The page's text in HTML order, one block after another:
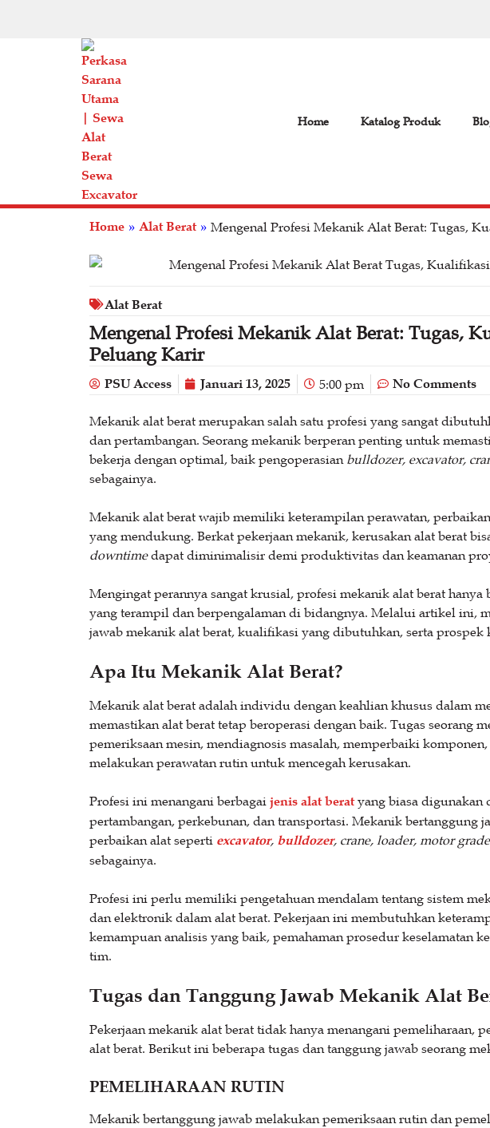
Home Katalog Produk
Home » Alat Berat » Mengenal Profesi Mekanik Alat Berat: Tugas,
Alat Berat
Mengenal Profesi Mekanik Alat Berat: Tugas,
Peluang Karir
PSU Access Januari 13, 2025 5:00 pm No Comments
Mekanik alat berat merupakan salah satu profesi yang sangat
dan pertambangan. Seorang mekanik berperan penting untuk
bekerja dengan optimal, baik pengoperasian bulldozer, excavator,
sebagainya.
Mekanik alat berat wajib memiliki keterampilan perawatan,
yang mendukung. Berkat pekerjaan mekanik, kerusakan alat berat
downtimedapat diminimalisir demi produktivitas dan keamanan
Mengingat perannya sangat krusial, profesi mekanik alat berat
yang terampil dan berpengalaman di bidangnya. Melalui artikel ini,
jawab mekanik alat berat, kualifikasi yang dibutuhkan, serta prospek
Apa Itu Mekanik Alat Berat?
Mekanik alat berat adalah individu dengan keahlian khusus dalam
memastikan alat berat tetap beroperasi dengan baik. Tugas seorang
pemeriksaan mesin, mendiagnosis masalah, memperbaiki
melakukan perawatan rutin untuk mencegah kerusakan.
Profesi ini menangani berbagai jenis alat beratyang biasa digunakan
pertambangan, perkebunan, dan transportasi. Mekanik bertanggung
perbaikan alat seperti excavator, bulldozer, crane, loader, motor
sebagainya.
Profesi ini perlu memiliki pengetahuan mendalam tentang sistem
dan elektronik dalam alat berat. Pekerjaan ini membutuhkan
kemampuan analisis yang baik, pemahaman prosedur keselamatan
tim.
Tugas dan Tanggung Jawab Mekanik Alat
Pekerjaan mekanik alat berat tidak hanya menangani pemeliharaan,
alat berat. Berikut ini beberapa tugas dan tanggung jawab seorang
PEMELIHARAAN RUTIN
Mekanik bertanggung jawab melakukan pemeriksaan rutin dan